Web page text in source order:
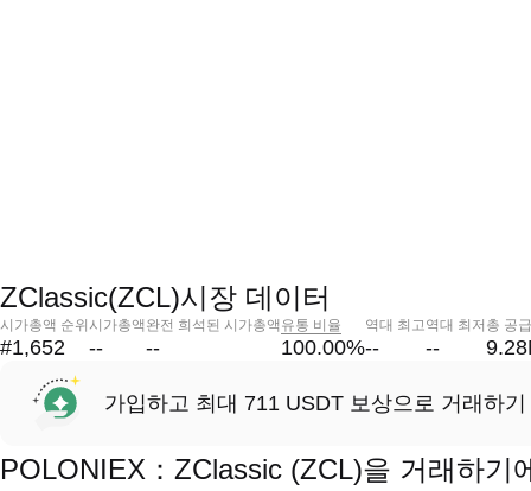
ZClassic(ZCL)시장 데이터
시가총액 순위
#1,652
시가총액
--
완전 희석된 시가총액
--
유통 비율
100.00%
역대 최고
--
역대 최저
--
총 공
가입하고 최대 711 USDT 보상으로 거래하기
POLONIEX：ZClassic (ZCL)을 거래하기